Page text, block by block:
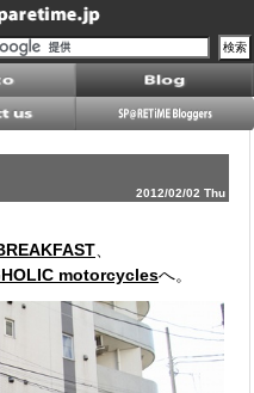
2012/02/02 Thu
motorcyclesへ。